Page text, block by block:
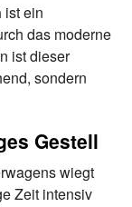
ist ein
das moderne
ist dieser
sondern
Gestell
wiegt
Zeit intensiv